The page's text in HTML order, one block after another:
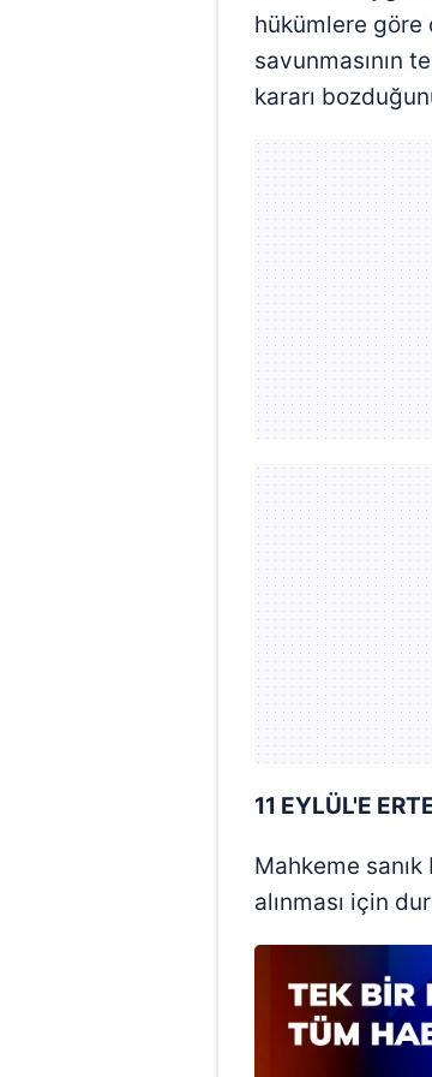
mevzuata uygun
hükümlere göre
savunmasının
kararı
11 EYLÜL'E
Mahkeme
alınması için